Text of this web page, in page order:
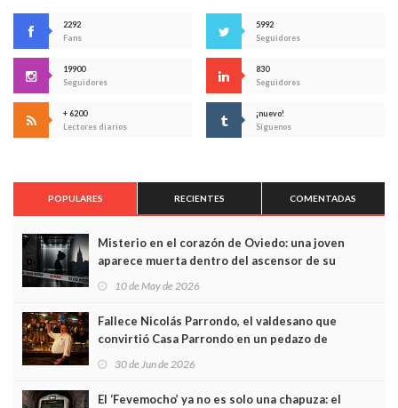
2292
Fans
5992
Seguidores
19900
Seguidores
830
Seguidores
+ 6200
Lectores diarios
¡nuevo!
Síguenos
POPULARES RECIENTES COMENTADAS
Misterio en el corazón de Oviedo: una joven
aparece muerta dentro del ascensor de su
edificio y las cámaras captan sus últimos minutos
10 de May de 2026
Fallece Nicolás Parrondo, el valdesano que
convirtió Casa Parrondo en un pedazo de
Asturias en Madrid
30 de Jun de 2026
El ‘Fevemocho’ ya no es solo una chapuza: el